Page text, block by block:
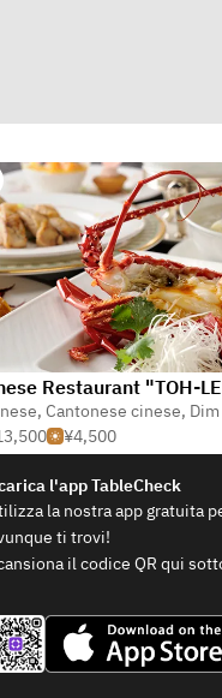
Restaurant "TOH-
, Cantonese cinese,
¥4,500
l'app TableCheck
la nostra app gratuita
ti trovi!
il codice QR qui